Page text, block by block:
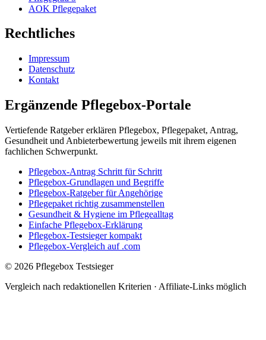
AOK Pflegepaket
Rechtliches
Impressum
Datenschutz
Kontakt
Ergänzende Pflegebox-Portale
Vertiefende Ratgeber erklären Pflegebox, Pflegepaket, Antrag,
Gesundheit und Anbieterbewertung jeweils mit ihrem eigenen
fachlichen Schwerpunkt.
Pflegebox-Antrag Schritt für Schritt
Pflegebox-Grundlagen und Begriffe
Pflegebox-Ratgeber für Angehörige
Pflegepaket richtig zusammenstellen
Gesundheit & Hygiene im Pflegealltag
Einfache Pflegebox-Erklärung
Pflegebox-Testsieger kompakt
Pflegebox-Vergleich auf .com
© 2026 Pflegebox Testsieger
Vergleich nach redaktionellen Kriterien · Affiliate-Links möglich